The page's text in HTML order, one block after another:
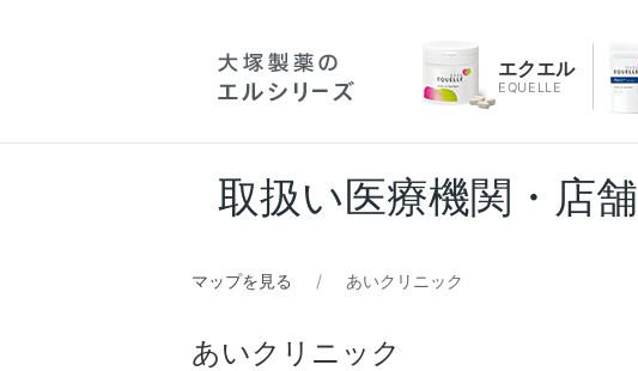
エクエル
EQUELLE
取扱い医療機関・店舗
マップを見る あいクリニック
あいクリニック